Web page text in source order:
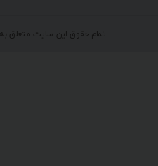
تمام حقوق این سایت متعلق به